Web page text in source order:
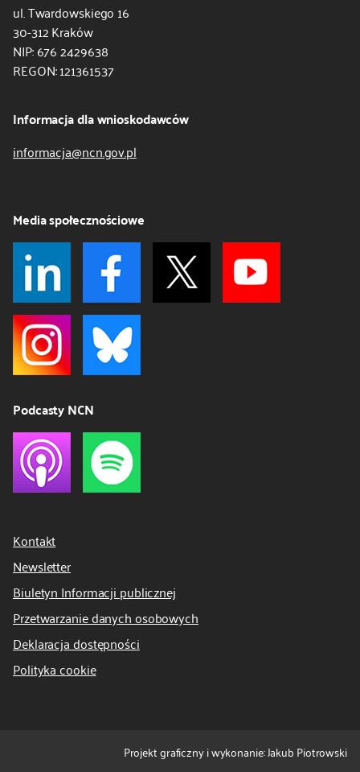
ul. Twardowskiego 16
30-312 Kraków
NIP: 676 2429638
REGON: 121361537
Informacja dla wnioskodawców
informacja@ncn.gov.pl
Media społecznościowe
Podcasty NCN
Kontakt
Newsletter
Biuletyn Informacji publicznej
Przetwarzanie danych osobowych
Deklaracja dostępności
Polityka cookie
Projekt graficzny i wykonanie: Jakub Piotrowski